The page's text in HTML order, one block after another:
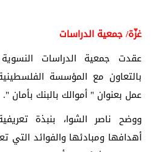
غزّة/ جمعية الدراسات
عقدت جمعية الدراسات النسوية
بالتعاون مع المؤسسة
عمل بعنوان " أموالك بالبنك بأمان ".
ووضح ناصر الشوا، بنبذة
أهدافها ومبادئها والفوائد التي